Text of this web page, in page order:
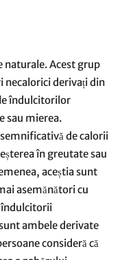
Acest grup
derivați din
îndulcitorilor
sau mierea.
de calorii
în greutate sau
aceștia sunt
asemănători cu
îndulcitorii
ambele derivate
consideră că